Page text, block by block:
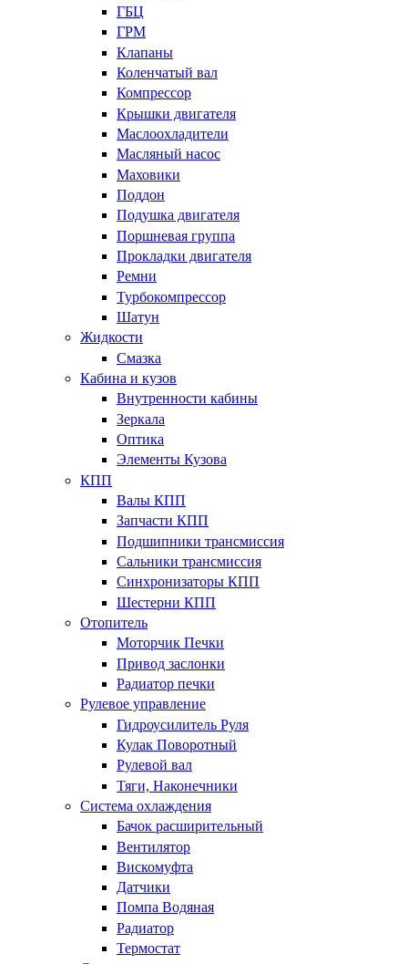
ГБЦ
ГРМ
Клапаны
Коленчатый вал
Компрессор
Крышки двигателя
Маслоохладители
Масляный насос
Маховики
Поддон
Подушка двигателя
Поршневая группа
Прокладки двигателя
Ремни
Турбокомпрессор
Шатун
Жидкости
Смазка
Кабина и кузов
Внутренности кабины
Зеркала
Оптика
Элементы Кузова
КПП
Валы КПП
Запчасти КПП
Подшипники трансмиссия
Сальники трансмиссия
Синхронизаторы КПП
Шестерни КПП
Отопитель
Моторчик Печки
Привод заслонки
Радиатор печки
Рулевое управление
Гидроусилитель Руля
Кулак Поворотный
Рулевой вал
Тяги, Наконечники
Система охлаждения
Бачок расширительный
Вентилятор
Вискомуфта
Датчики
Помпа Водяная
Радиатор
Термостат